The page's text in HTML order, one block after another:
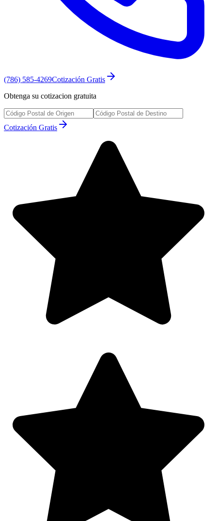
(786) 585-4269Cotización Gratis
Obtenga su cotizacion gratuita
Cotización Gratis